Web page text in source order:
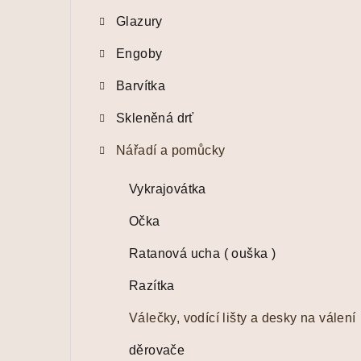
Glazury
Engoby
Barvítka
Skleněná drť
Nářadí a pomůcky
Vykrajovátka
Očka
Ratanová ucha ( ouška )
Razítka
Válečky, vodící lišty a desky na válení
děrovače